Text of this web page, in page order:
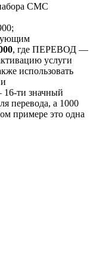
СМС
, где ПЕРЕВОД —
услуги
использовать
ти значный
перевода, а 1000
примере это одна